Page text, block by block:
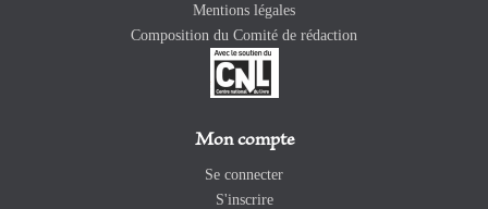
Mentions légales
Composition du Comité de rédaction
Mon compte
Se connecter
S'inscrire